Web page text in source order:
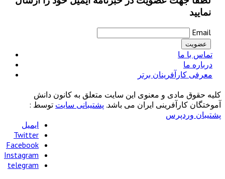
نمایید
Email
تماس با ما
درباره ما
معرفی کارآفرینان برتر
کلیه حقوق مادی و معنوی این سایت متعلق به کانون دانش
آموختگان کارآفرینی ایران می باشد. پشتیبانی سایت توسط :
پشتیبان وردپرس
ایمیل
Twitter
Facebook
Instagram
telegram